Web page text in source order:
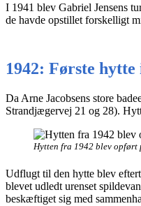
I 1941 blev Gabriel Jensens
de havde opstillet forskelligt
1942: Første
Da Arne Jacobsens store
Strandjægervej 21 og 28).
Hytten fra 1942 blev opført
Udflugt til den hytte blev
blevet udledt urenset
beskæftiget sig med